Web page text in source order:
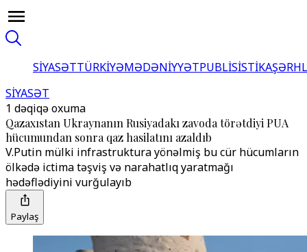
SİYASƏTTÜRKİYƏMƏDƏNİYYƏTPUBLİSİSTİKA
SİYASƏT
1 dəqiqə oxuma
Qazaxıstan Ukraynanın Rusiyadakı zavoda törətdiyi PUA
hücumundan sonra qaz hasilatını azaldıb
V.Putin mülki infrastruktura yönəlmiş bu cür hücumların
ölkədə ictima təşviş və narahatlıq yaratmağı
hədəflədiyini vurğulayıb
Paylaş